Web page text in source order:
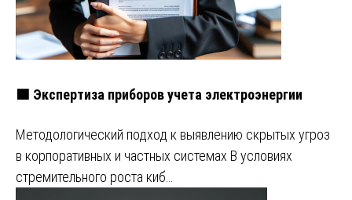
🟩 Экспертиза приборов учета электроэнергии
Методологический подход к выявлению скрытых угроз
в корпоративных и частных системах В условиях
стремительного роста киб…